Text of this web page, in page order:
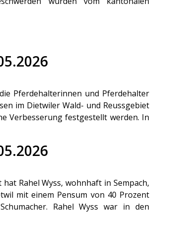
Pferdehalterinnen und Pferdehalter
im Dietwiler Wald- und Reussgebiet
Verbesserung festgestellt werden. In
Rahel Wyss, wohnhaft in Sempach,
mit einem Pensum von 40 Prozent
Rahel Wyss war in den